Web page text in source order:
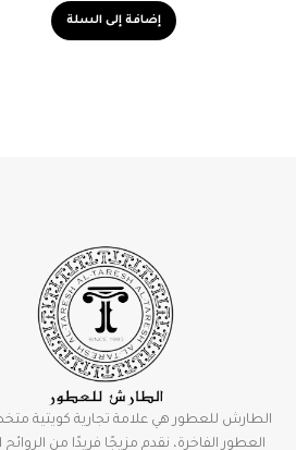
إضافة إلى السلة
الطارش للعطور هي علامة تجارية كويتية
العطور الفاخرة، نقدم مزيجًا فريدًا من